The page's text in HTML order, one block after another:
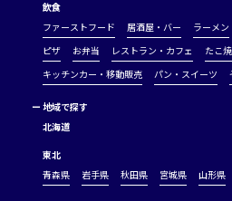
飲食
ファーストフード
居酒屋・バー ラーメン
ピザ
お弁当 レストラン・カフェ
たこ
キッチンカー・移動販売
パン・スイーツ
ー 地域で探す
北海道
東北
青森県
岩手県 秋田県 宮城県 山形県